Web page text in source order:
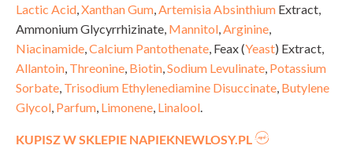
Lactic Acid,Xanthan Gum,Artemisia Absinthium Extract,
Ammonium Glycyrrhizinate, Mannitol,Arginine,
Niacinamide,Calcium Pantothenate, Feax (Yeast) Extract,
Allantoin, Threonine, Biotin,Sodium Levulinate, Potassium
Sorbate, Trisodium Ethylenediamine Disuccinate, Butylene
Glycol, Parfum, Limonene, Linalool.
KUPISZ W SKLEPIE NAPIEKNEWLOSY.PL